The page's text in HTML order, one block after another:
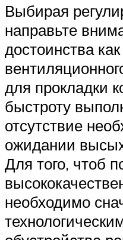
Выбирая
направьте
достоинства
для прокладки
быстроту
отсутствие
ожидании
Для того, чтоб
необходимо